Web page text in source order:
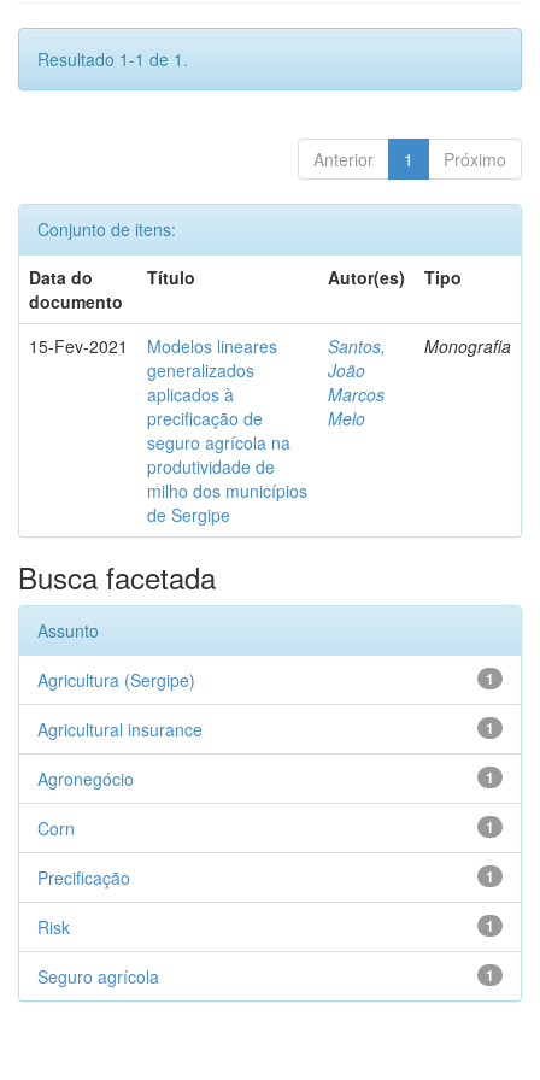
Resultado 1-1 de 1.
Anterior 1 Próximo
Conjunto de itens:
Data do
documento
Título Autor(es) Tipo
15-Fev-2021
Modelos lineares
generalizados
aplicados à
precificação de
seguro agrícola na
produtividade de
milho dos municípios
de Sergipe
Santos,
João
Marcos
Melo
Monografia
Busca facetada
Assunto
1
Agricultura (Sergipe)
1
Agricultural insurance
1
Agronegócio
1
Corn
1
Precificação
1
Risk
1
Seguro agrícola